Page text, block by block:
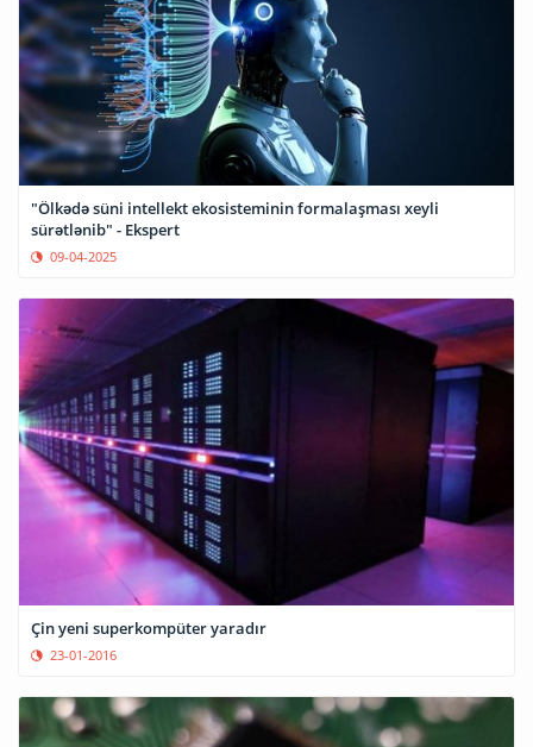
"Ölkədə süni intellekt ekosisteminin formalaşması xeyli
sürətlənib" - Ekspert
09-04-2025
Çin yeni superkompüter yaradır
23-01-2016